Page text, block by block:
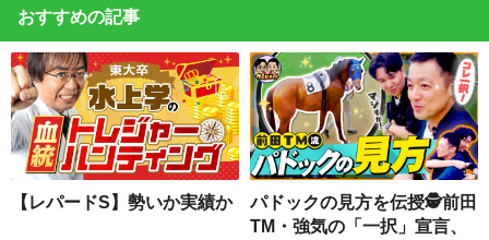
おすすめの記事
【レパードS】勢いか実績か
パドックの見方を伝授🕵前田
TM・強気の「一択」宣言、